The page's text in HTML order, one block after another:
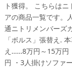
ト獲得。 こちらは
アの商品一覧です。
通ニトリメンバーズ
「ボルス」張替え.
え……8万円～15万円
円 ・3人掛けソファ